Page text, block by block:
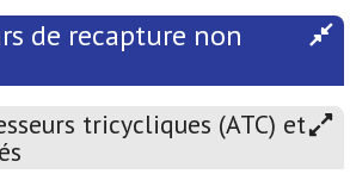
de recapture non
tricycliques (ATC) et